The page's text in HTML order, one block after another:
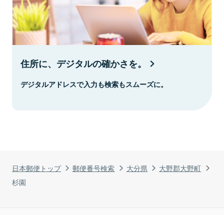
日本郵便トップ 郵便番号検索 大分県
大野郡大野町
杉園
住所に、デジタルの確かさを。
デジタルアドレスで入力も検索もスムーズに。